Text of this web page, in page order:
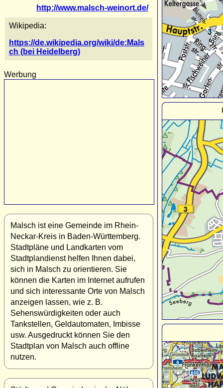
http://www.malsch-weinort.de/
Wikipedia:
https://de.wikipedia.org/wiki/de:Mals
ch (bei Heidelberg)
Werbung
Malsch ist eine Gemeinde im Rhein-
Neckar-Kreis in Baden-Württemberg.
Stadtpläne und Landkarten vom
Stadtplandienst helfen Ihnen dabei,
sich in Malsch zu orientieren. Sie
können die Karten im Internet aufrufen
und sich interessante Orte von Malsch
anzeigen lassen, wie z. B.
Sehenswürdigkeiten oder auch
Tankstellen, Geldautomaten, Imbisse
usw. Ausgedruckt können Sie den
Stadtplan von Malsch auch offline
nutzen.